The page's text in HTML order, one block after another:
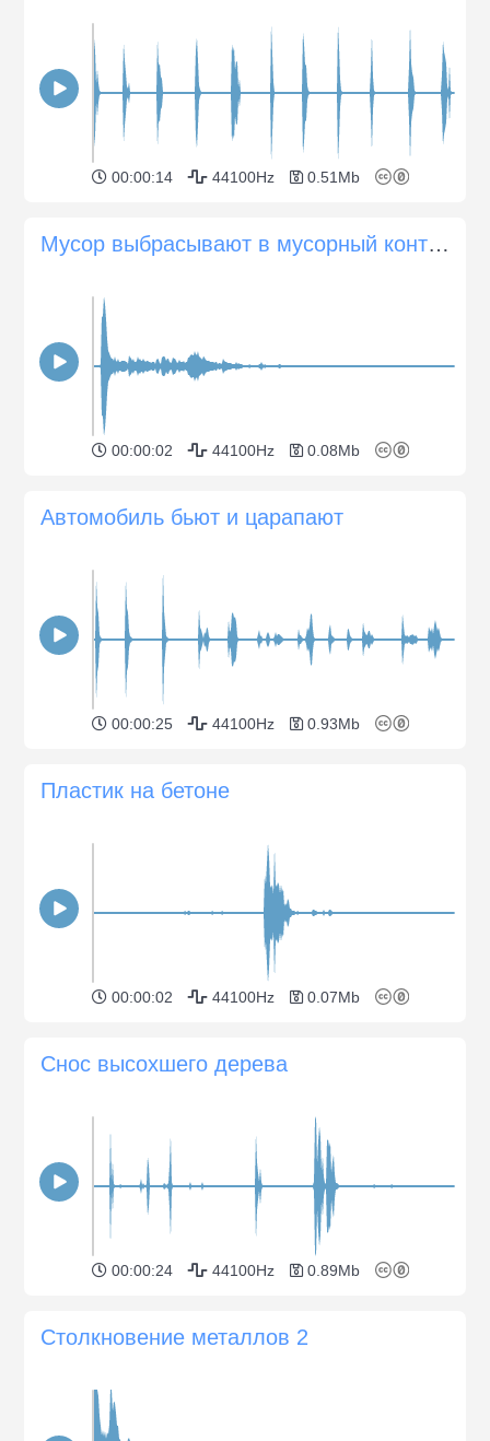
00:00:14 44100Hz 0.51Mb
Мусор выбрасывают в мусорный контейнер
00:00:02 44100Hz 0.08Mb
Автомобиль бьют и царапают
00:00:25 44100Hz 0.93Mb
Пластик на бетоне
00:00:02 44100Hz 0.07Mb
Снос высохшего дерева
00:00:24 44100Hz 0.89Mb
Столкновение металлов 2